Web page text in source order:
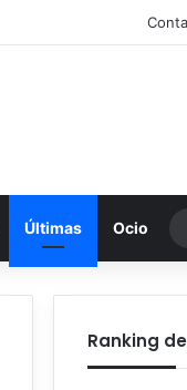
Últimas Ocio
Ranking